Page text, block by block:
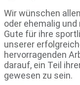
Wir wünschen
oder ehemalig und
Gute für ihre
unserer
hervorragenden
darauf, ein Teil
gewesen zu sein.